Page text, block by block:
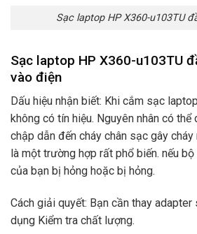
Sạc laptop HP X360-u103TU
Sạc laptop HP X360-u103TU
vào điện
Dấu hiệu nhận biết: Khi cắm sạc
không có tín hiệu. Nguyên nhân có
chập dẫn đến cháy chân sạc gây
là một trường hợp rất phổ biến. nếu
của bạn bị hỏng hoặc bị hỏng.
Cách giải quyết: Bạn cần thay
dụng Kiểm tra chất lượng.